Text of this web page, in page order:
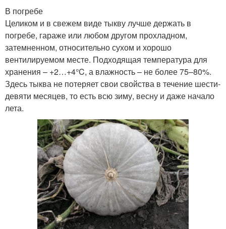
В погребе
Целиком и в свежем виде тыкву лучше держать в
погребе, гараже или любом другом прохладном,
затемненном, относительно сухом и хорошо
вентилируемом месте. Подходящая температура для
хранения – +2…+4°C, а влажность – не более 75–80%.
Здесь тыква не потеряет свои свойства в течение шести-
девяти месяцев, то есть всю зиму, весну и даже начало
лета.